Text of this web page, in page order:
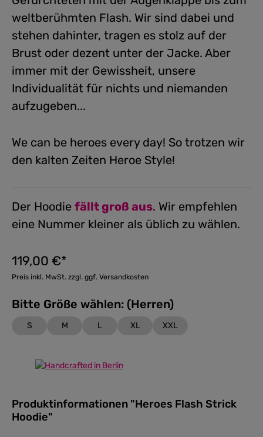
weltberühmten Flash. Wir sind dabei und
stehen dahinter, tragen es stolz auf der
Brust oder dezent unter der Jacke. Aber
immer mit der Gewissheit, unsere
Individualität für nichts und niemanden
aufzugeben...
We can be heroes every day! So trotzen wir
den kalten Zeiten Heroe Style!
Der Hoodie fällt groß aus. Wir empfehlen
eine Nummer kleiner als üblich zu wählen.
119,00 €*
Preis inkl. MwSt. zzgl. ggf. Versandkosten
Bitte Größe wählen: (Herren)
S M L XL XXL
Produktinformationen "Heroes Flash Strick
Hoodie"